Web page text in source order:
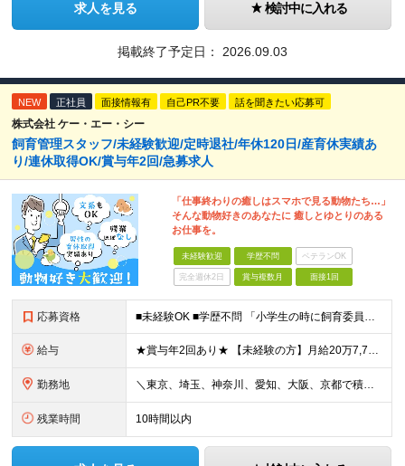
求人を見る 検討中に入れる
掲載終了予定日： 2026.09.03
NEW 正社員 面接情報有 自己PR不要 話を聞きたい応募可
株式会社 ケー・エー・シー
飼育管理スタッフ/未経験歓迎/定時退社/年休120日/産育休実績あ
り/連休取得OK/賞与年2回/急募求人
「仕事終わりの癒しはスマホで見る動物たち…」
そんな動物好きのあなたに 癒しとゆとりのある
お仕事を。
未経験歓迎 学歴不問 ベテランOK
完全週休2日 賞与複数月 面接1回
応募資格 ■未経験OK ■学歴不問 「小学生の時に飼育委員だった！」 なんて方もお待ちしております♪ ※ご自宅でのペット飼育について※ ご自宅でげっ歯類・ウサギのペット飼育を禁止しております。当社業務では清
給与 ★賞与年2回あり★ 【未経験の方】月給20万7,750円～＋賞与年2回＋残業代全額支給＋交通費支給 【生物系大卒の方】月給21万3,750円～＋賞与年2回＋残業代全額支給＋交通費支給 ★手当が充実
勤務地 ＼東京、埼玉、神奈川、愛知、大阪、京都で積極採用中！／ ・東京都：品川区 ・埼玉県：和光市 ・神奈川県：横浜市戸塚区、藤沢市 ・茨城県：つくば市 Lマイカー通勤OK！ ・愛知県：犬山市
残業時間 10時間以内